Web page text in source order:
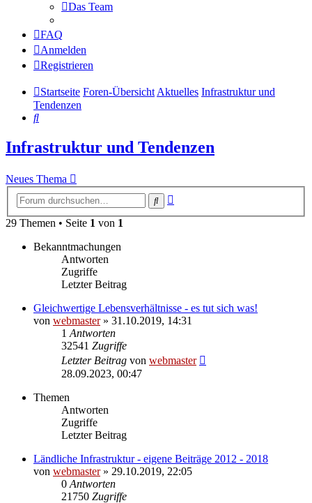
Das Team
FAQ
Anmelden
Registrieren
Startseite Foren-ÜbersichtAktuelles Infrastruktur und
Tendenzen
Suche
Infrastruktur und Tendenzen
Neues Thema
Suche
29 Themen • Seite 1 von 1
Bekanntmachungen
Antworten
Zugriffe
Letzter Beitrag
Gleichwertige Lebensverhältnisse - es tut sich was!
von webmaster» 31.10.2019, 14:31
1 Antworten
32541 Zugriffe
Letzter Beitrag von webmaster
28.09.2023, 00:47
Themen
Antworten
Zugriffe
Letzter Beitrag
Ländliche Infrastruktur - eigene Beiträge 2012 - 2018
von webmaster» 29.10.2019, 22:05
0 Antworten
21750 Zugriffe